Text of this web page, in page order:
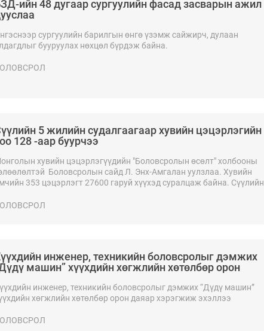
ийн 48 дугаар сургуулийн фасад засварын ажил
сургуулийн барилгын өнгө үзэмж сайжирч, дулаан
бууруулах нөхцөл бүрдэж байна.
5 жилийн судалгаагаар хувийн цэцэрлэгийн
128 -аар буурчээ
хувийн цэцэрлэгүүдийн "Боловсролын өсөлт" холбооны
Боловсролын сайд Л. Энх-Амгалан уулзлаа. Хувийн
353 цэцэрлэгт 27600 гаруй хүүхэд суралцаж байна. Сүүлийн
инженер, техникийн боловсролыг дэмжих
машин” хүүхдийн хөгжлийн хөтөлбөр орон
инженер, техникийн боловсролыг дэмжих “Дүдү машин”
хөгжлийн хөтөлбөр орон даяар хэрэгжиж эхэллээ